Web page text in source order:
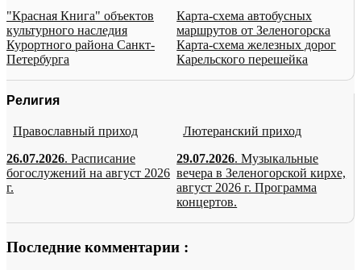
"Красная Книга" объектов
культурного наследия
Курортного района Санкт-
Петербурга
Карта-схема автобусных
маршрутов от Зеленогорска
Карта-схема железных дорог
Карельского перешейка
Религия
Православный приход
26.07.2026. Расписание
богослужений на август 2026
г.
Лютеранский приход
29.07.2026. Музыкальные
вечера в Зеленогорской кирхе,
август 2026 г. Программа
концертов.
Последние комментарии :